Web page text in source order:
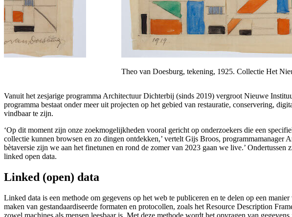
Theo van Doesburg, tekening, 1925. Collectie Het
Vanuit het zesjarige programma Architectuur Dichterbij (sinds 2019) vergroot Nieuwe
programma bestaat onder meer uit projecten op het gebied van restauratie, conservering,
vindbaar te zijn.
‘Op dit moment zijn onze zoekmogelijkheden vooral gericht op onderzoekers die een
collectie kunnen browsen en zo dingen ontdekken,’ vertelt Gijs Broos,
bètaversie zijn we aan het finetunen en rond de zomer van 2023 gaan we live.’
linked open data.
Linked (open) data
Linked data is een methode om gegevens op het web te publiceren en te delen op een
maken van gestandaardiseerde formaten en protocollen, zoals het Resource Description
zowel machines als mensen leesbaar is. Met deze methode wordt het opvragen van